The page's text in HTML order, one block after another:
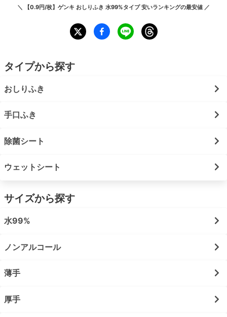
＼ 【0.9円/枚】ゲンキ おしりふき 水99%タイプ 安いランキングの最安値 ／
タイプから探す
おしりふき
手口ふき
除菌シート
ウェットシート
サイズから探す
水99%
ノンアルコール
薄手
厚手